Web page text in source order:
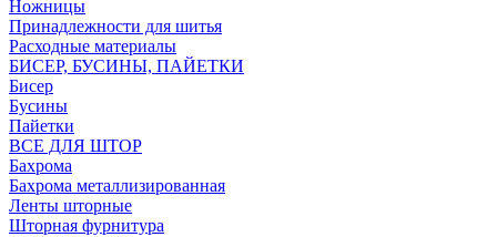
Ножницы
Принадлежности для шитья
Расходные материалы
БИСЕР, БУСИНЫ, ПАЙЕТКИ
Бисер
Бусины
Пайетки
ВСЕ ДЛЯ ШТОР
Бахрома
Бахрома металлизированная
Ленты шторные
Шторная фурнитура